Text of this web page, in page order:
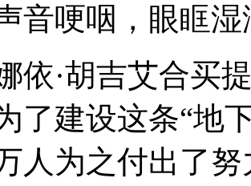
音哽咽，眼眶湿
依·胡吉艾合买
了建设这条“地
人为之付出了